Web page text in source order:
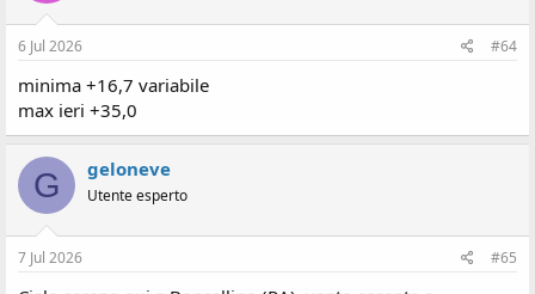
6 Jul 2026 #64
minima +16,7 variabile
max ieri +35,0
G geloneve
Utente esperto
7 Jul 2026 #65